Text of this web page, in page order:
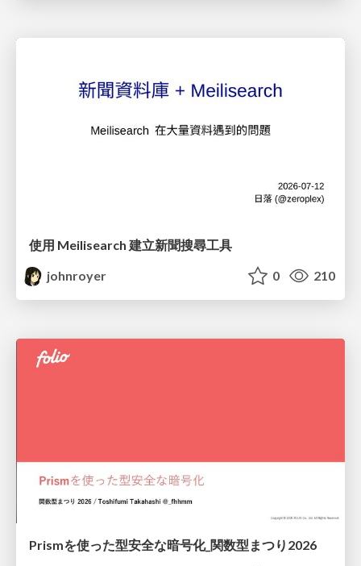
使用 Meilisearch 建立新聞搜尋工具
johnroyer
0 210
Prismを使った型安全な暗号化_関数型まつり2026